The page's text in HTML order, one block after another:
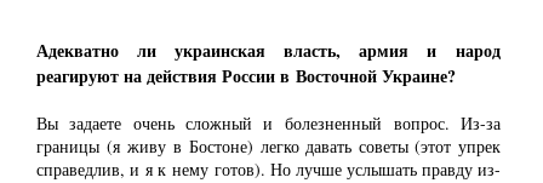
Адекватно ли украинская власть, армия и народ
реагируют на действия России в Восточной Украине?
Вы задаете очень сложный и болезненный вопрос. Из-за
границы (я живу в Бостоне) легко давать советы (этот упрек
справедлив, и я к нему готов). Но лучше услышать правду из-